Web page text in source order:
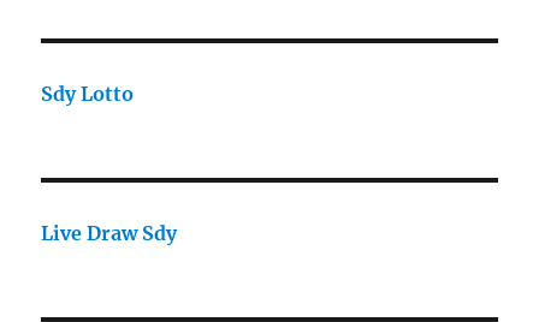
Sdy Lotto
Live Draw Sdy